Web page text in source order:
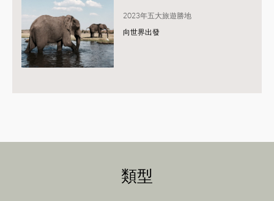
2023年五大旅遊勝地
向世界出發
類型